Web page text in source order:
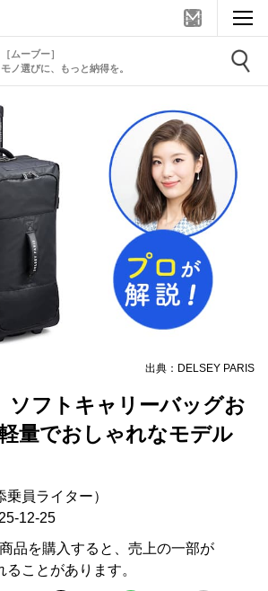
［ムーブー］
モノ選びに、もっと納得を。
出典：DELSEY PARIS
ソフトキャリーバッグお
量でおしゃれなモデル
員ライター）
12-25
品を購入すると、売上の一部が
ことがあります。